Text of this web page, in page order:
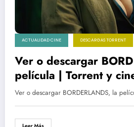
ACTUALIDAD CINE DESCARGAS TORRENT
Ver o descargar
película | Torrent y
Ver o descargar BORDERLANDS, la